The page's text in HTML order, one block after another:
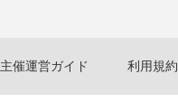
主催運営ガイド 利用規約